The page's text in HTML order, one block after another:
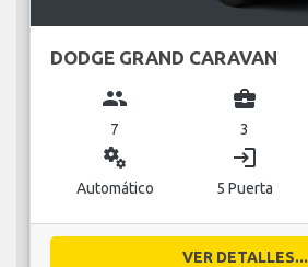
DODGE GRAND CARAVAN
group
7
business_center
3
miscellaneous_services
Automático
login
5 Puerta
VER DETALLES...